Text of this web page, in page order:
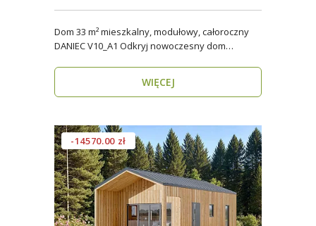
Dom 33 m² mieszkalny, modułowy, całoroczny
DANIEC V10_A1 Odkryj nowoczesny dom
WIĘCEJ
-14570.00 zł